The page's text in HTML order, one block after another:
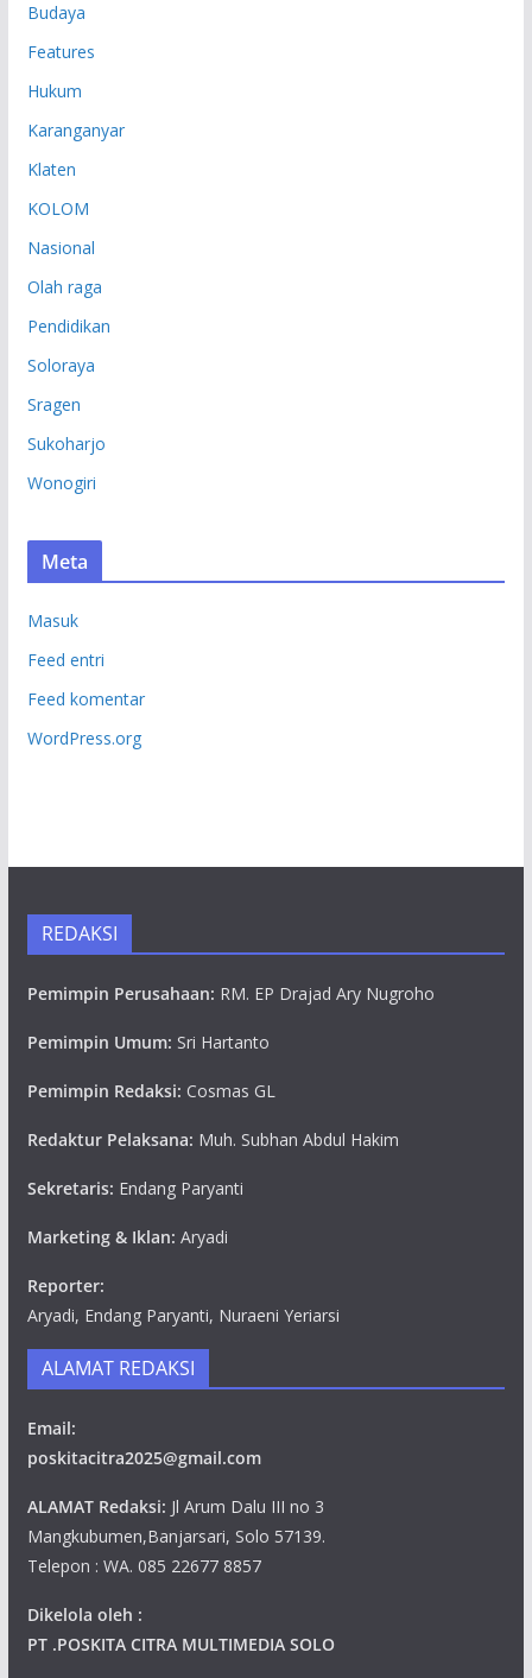
Budaya
Features
Hukum
Karanganyar
Klaten
KOLOM
Nasional
Olah raga
Pendidikan
Soloraya
Sragen
Sukoharjo
Wonogiri
Meta
Masuk
Feed entri
Feed komentar
WordPress.org
REDAKSI
Pemimpin Perusahaan: RM. EP Drajad Ary Nugroho
Pemimpin Umum: Sri Hartanto
Pemimpin Redaksi: Cosmas GL
Redaktur Pelaksana: Muh. Subhan Abdul Hakim
Sekretaris: Endang Paryanti
Marketing & Iklan: Aryadi
Reporter:
Aryadi, Endang Paryanti, Nuraeni Yeriarsi
ALAMAT REDAKSI
Email:
poskitacitra2025@gmail.com
ALAMAT Redaksi: Jl Arum Dalu III no 3
Mangkubumen,Banjarsari, Solo 57139.
Telepon : WA. 085 22677 8857
Dikelola oleh :
PT .POSKITA CITRA MULTIMEDIA SOLO